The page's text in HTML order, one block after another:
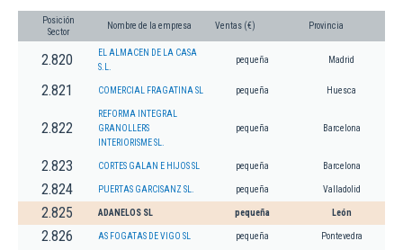
Posición
Sector
Nombre de la empresa Ventas (€) Provincia
2.820
EL ALMACEN DE LA CASA
S.L.
pequeña Madrid
2.821 COMERCIAL FRAGATINA SL pequeña Huesca
2.822
REFORMA INTEGRAL
GRANOLLERS
INTERIORISME SL.
pequeña Barcelona
2.823 CORTES GALAN E HIJOS SL pequeña Barcelona
2.824 PUERTAS GARCISANZ SL. pequeña Valladolid
2.825 ADANELOS SL pequeña León
2.826 AS FOGATAS DE VIGO SL pequeña Pontevedra